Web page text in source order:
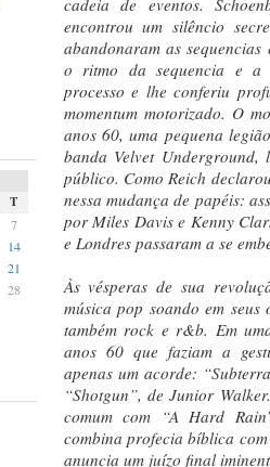
encontrou um silêncio
abandonaram as
o ritmo da sequencia e a
processo e lhe conferiu
momentum motorizado. O
anos 60, uma pequena
banda Velvet
público. Como Reich
nessa mudança de papéis:
por Miles Davis e Kenny
e Londres passaram a se
Às vésperas de sua
música pop soando em
também rock e r&b. Em
anos 60 que faziam a
apenas um acorde:
“Shotgun”, de Junior
comum com “A Hard
combina profecia bíblica
anuncia um juízo final
T
7
14
21
28